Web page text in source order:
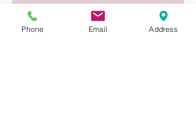
Prénom
Phone Email Address